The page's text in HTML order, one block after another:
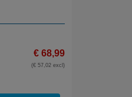
€ 68,99
(€ 57,02 excl)